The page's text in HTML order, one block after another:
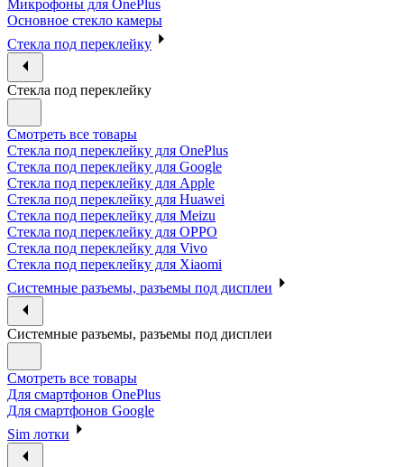
Микрофоны для OnePlus
Основное стекло камеры
Стекла под переклейку
Стекла под переклейку
Смотреть все товары
Стекла под переклейку для OnePlus
Стекла под переклейку для Google
Стекла под переклейку для Apple
Стекла под переклейку для Huawei
Стекла под переклейку для Meizu
Стекла под переклейку для OPPO
Стекла под переклейку для Vivo
Стекла под переклейку для Xiaomi
Системные разъемы, разъемы под дисплеи
Системные разъемы, разъемы под дисплеи
Смотреть все товары
Для смартфонов OnePlus
Для смартфонов Google
Sim лотки